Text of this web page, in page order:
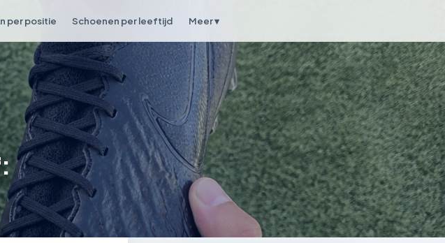
per positie Schoenen per leeftijd Meer ▾